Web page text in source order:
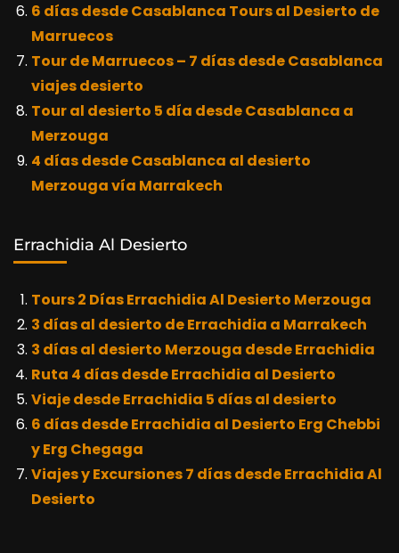
6 días desde Casablanca Tours al Desierto de
Marruecos
Tour de Marruecos – 7 días desde Casablanca
viajes desierto
Tour al desierto 5 día desde Casablanca a
Merzouga
4 días desde Casablanca al desierto
Merzouga vía Marrakech
Errachidia Al Desierto
Tours 2 Días Errachidia Al Desierto Merzouga
3 días al desierto de Errachidia a Marrakech
3 días al desierto Merzouga desde Errachidia
Ruta 4 días desde Errachidia al Desierto
Viaje desde Errachidia 5 días al desierto
6 días desde Errachidia al Desierto Erg Chebbi
y Erg Chegaga
Viajes y Excursiones 7 días desde Errachidia Al
Desierto